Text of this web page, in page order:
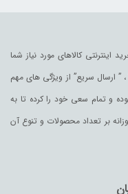
اینترنتی کالاهای مورد نیاز شما
” ارسال سریع” از ویژگی های مهم
و تمام سعی خود را کرده تا به
بر تعداد محصولات و تنوع آن
در خرید محصولات اینترنتی مرتفع
مجوز های لازم از مراجع